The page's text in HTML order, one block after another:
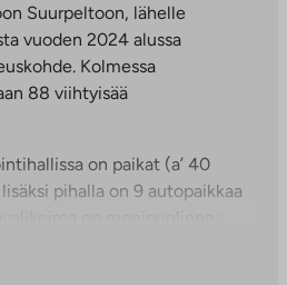
Suurpeltoon, lähelle
vuoden 2024 alussa
Kolmessa
88 viihtyisää
on paikat (a’ 40
pihalla on 9 autopaikkaa
kaksioita, kolmioita sekä